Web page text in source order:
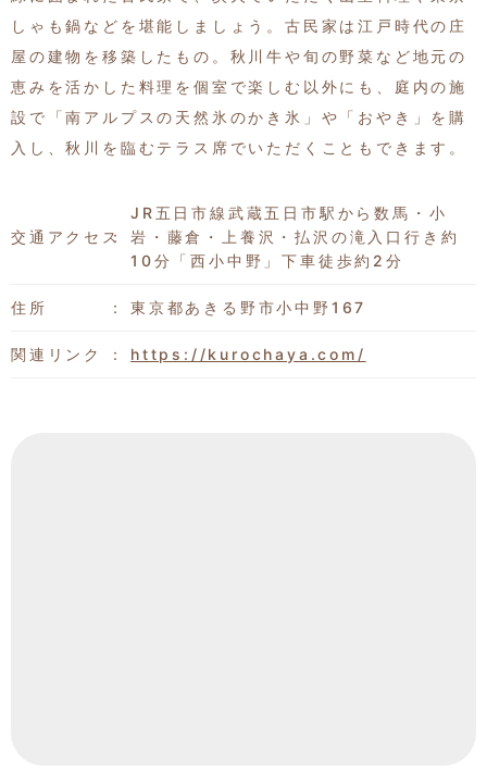
しゃも鍋などを堪能しましょう。古民家は江戸時代の庄
屋の建物を移築したもの。秋川牛や旬の野菜など地元の
恵みを活かした料理を個室で楽しむ以外にも、庭内の施
設で「南アルプスの天然氷のかき氷」や「おやき」を購
入し、秋川を臨むテラス席でいただくこともできます。
交通アクセス
JR五日市線武蔵五日市駅から数馬・小
岩・藤倉・上養沢・払沢の滝入口行き約
10分「西小中野」下車徒歩約2分
住所 東京都あきる野市小中野167
関連リンク https://kurochaya.com/